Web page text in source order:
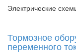
Электрические
Тормозное
переменного